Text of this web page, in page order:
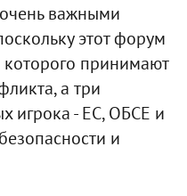
важными
этот форум
принимают
а три
игрока - ЕС, ОБСЕ и
и